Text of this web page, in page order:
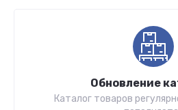
Обновление
Каталог товаров